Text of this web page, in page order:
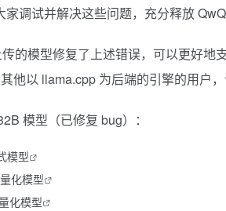
调试并解决这些问题，充分释放
的模型修复了上述错误，可以更好地
他以 llama.cpp 为后端的引擎的用户
模型（已修复 bug）：
模型
化模型
化模型